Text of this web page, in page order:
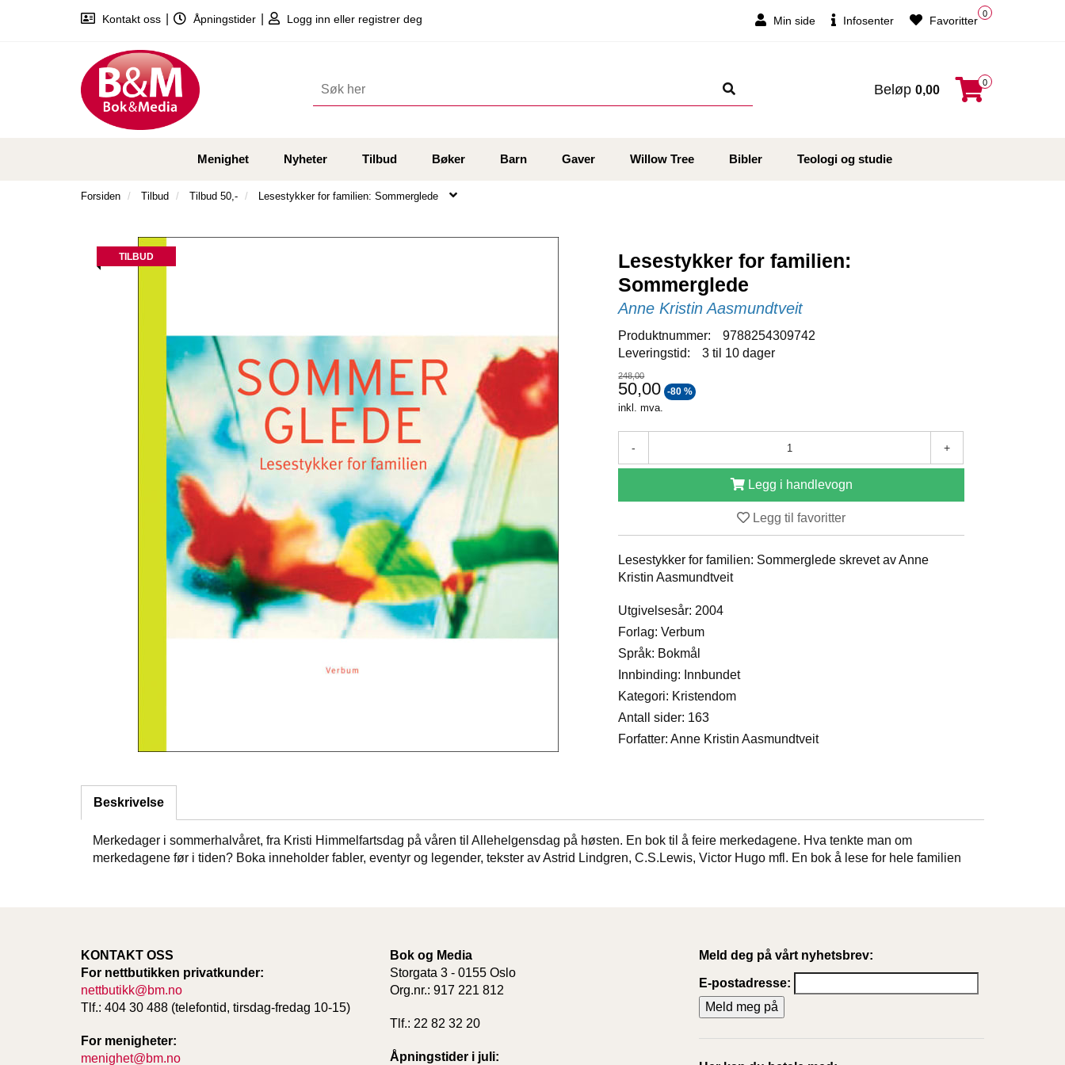
Kontakt oss Åpningstider Logg inn eller registrer deg Min side Infosenter
0
Favoritter
Beløp 0,00
0
Menighet Nyheter Tilbud Bøker Barn Gaver Willow Tree Bibler Teologi og studie
Forsiden Tilbud Tilbud 50,- Lesestykker for familien: Sommerglede
TILBUD
Lesestykker for familien:
Sommerglede
Anne Kristin Aasmundtveit
Produktnummer:
9788254309742
Leveringstid:
3 til 10 dager
248,00
50,00 -80 %
inkl. mva.
- +
Legg i handlevogn
Legg til favoritter
Lesestykker for familien: Sommerglede skrevet av Anne
Kristin Aasmundtveit
Utgivelsesår: 2004
Forlag: Verbum
Språk: Bokmål
Innbinding: Innbundet
Kategori: Kristendom
Antall sider: 163
Forfatter: Anne Kristin Aasmundtveit
Beskrivelse
Merkedager i sommerhalvåret, fra Kristi Himmelfartsdag på våren til Allehelgensdag på høsten. En bok til å feire merkedagene. Hva tenkte man om
merkedagene før i tiden? Boka inneholder fabler, eventyr og legender, tekster av Astrid Lindgren, C.S.Lewis, Victor Hugo mfl. En bok å lese for hele familien
KONTAKT OSS
For nettbutikken privatkunder:
nettbutikk@bm.no
Tlf.: 404 30 488 (telefontid, tirsdag-fredag 10-15)
For menigheter:
menighet@bm.no
Bok og Media
Storgata 3 - 0155 Oslo
Org.nr.: 917 221 812
Tlf.: 22 82 32 20
Åpningstider i juli:
Meld deg på vårt nyhetsbrev:
E-postadresse: